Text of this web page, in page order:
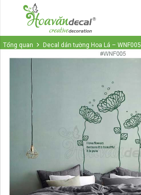
Tổng quan Decal dán tường Hoa Lá – WNF005